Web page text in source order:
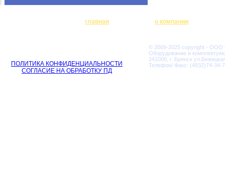
главная о компании
ПОЛИТИКА КОНФИДЕНЦИАЛЬНОСТИ
СОГЛАСИЕ НА ОБРАБОТКУ ПД
© 2009-2025 copyright - ООО
Оборудование и
241000, г. Брянск
Телефон/ Факс: (4832)74-34-